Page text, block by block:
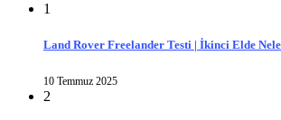
1
Land Rover Freelander Testi | İkinci Elde
10 Temmuz 2025
2